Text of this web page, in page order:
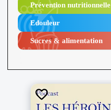
Prévention nutritionnelle
Edouleur​
Sucres & alimentation​